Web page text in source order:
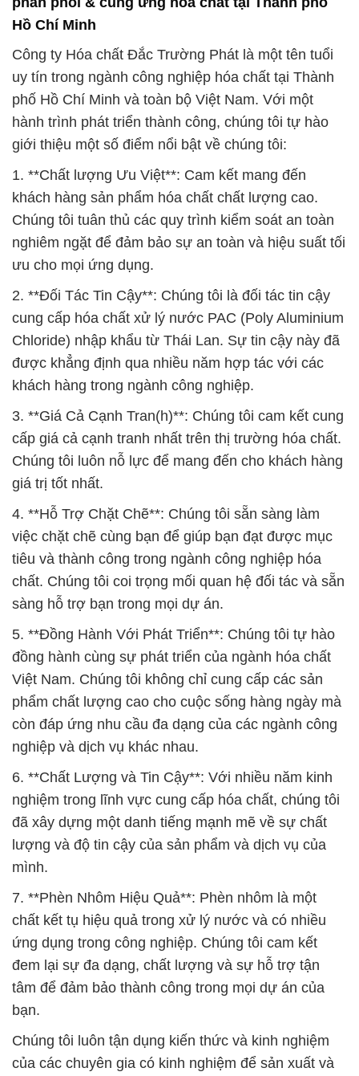
Hồ Chí Minh
Công ty Hóa chất Đắc Trường Phát là một tên tuổi
uy tín trong ngành công nghiệp hóa chất tại Thành
phố Hồ Chí Minh và toàn bộ Việt Nam. Với một
hành trình phát triển thành công, chúng tôi tự hào
giới thiệu một số điểm nổi bật về chúng tôi:
1. **Chất lượng Ưu Việt**: Cam kết mang đến
khách hàng sản phẩm hóa chất chất lượng cao.
Chúng tôi tuân thủ các quy trình kiểm soát an toàn
nghiêm ngặt để đảm bảo sự an toàn và hiệu suất tối
ưu cho mọi ứng dụng.
2. **Đối Tác Tin Cậy**: Chúng tôi là đối tác tin cậy
cung cấp hóa chất xử lý nước PAC (Poly Aluminium
Chloride) nhập khẩu từ Thái Lan. Sự tin cậy này đã
được khẳng định qua nhiều năm hợp tác với các
khách hàng trong ngành công nghiệp.
3. **Giá Cả Cạnh Tran(h)**: Chúng tôi cam kết cung
cấp giá cả cạnh tranh nhất trên thị trường hóa chất.
Chúng tôi luôn nỗ lực để mang đến cho khách hàng
giá trị tốt nhất.
4. **Hỗ Trợ Chặt Chẽ**: Chúng tôi sẵn sàng làm
việc chặt chẽ cùng bạn để giúp bạn đạt được mục
tiêu và thành công trong ngành công nghiệp hóa
chất. Chúng tôi coi trọng mối quan hệ đối tác và sẵn
sàng hỗ trợ bạn trong mọi dự án.
5. **Đồng Hành Với Phát Triển**: Chúng tôi tự hào
đồng hành cùng sự phát triển của ngành hóa chất
Việt Nam. Chúng tôi không chỉ cung cấp các sản
phẩm chất lượng cao cho cuộc sống hàng ngày mà
còn đáp ứng nhu cầu đa dạng của các ngành công
nghiệp và dịch vụ khác nhau.
6. **Chất Lượng và Tin Cậy**: Với nhiều năm kinh
nghiệm trong lĩnh vực cung cấp hóa chất, chúng tôi
đã xây dựng một danh tiếng mạnh mẽ về sự chất
lượng và độ tin cậy của sản phẩm và dịch vụ của
mình.
7. **Phèn Nhôm Hiệu Quả**: Phèn nhôm là một
chất kết tụ hiệu quả trong xử lý nước và có nhiều
ứng dụng trong công nghiệp. Chúng tôi cam kết
đem lại sự đa dạng, chất lượng và sự hỗ trợ tận
tâm để đảm bảo thành công trong mọi dự án của
bạn.
Chúng tôi luôn tận dụng kiến thức và kinh nghiệm
của các chuyên gia có kinh nghiệm để sản xuất và